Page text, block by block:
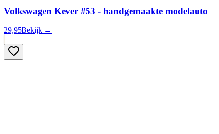
Volkswagen Kever #53 - handgemaakte modelauto
29,95Bekijk →